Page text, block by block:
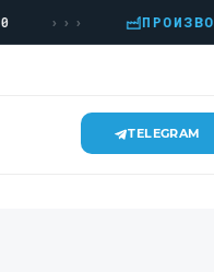
›››
TELEGRAM